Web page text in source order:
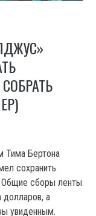
Тима Бертона
сохранить
сборы ленты
долларов, а
увиденным.